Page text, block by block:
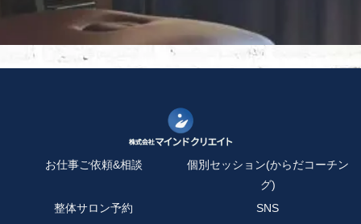
Mail： info@aomasa.net
お仕事ご依頼&相談
個別セッション(からだコーチン
グ)
整体サロン予約
SNS